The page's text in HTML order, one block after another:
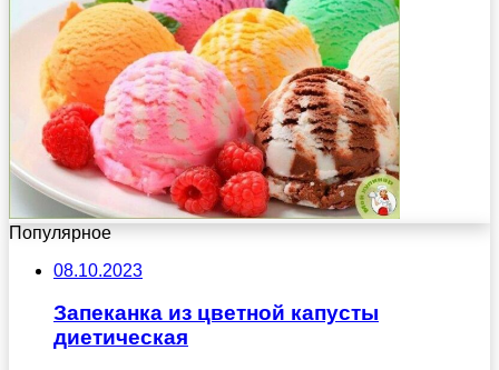
Популярное
08.10.2023
Запеканка из цветной капусты
диетическая